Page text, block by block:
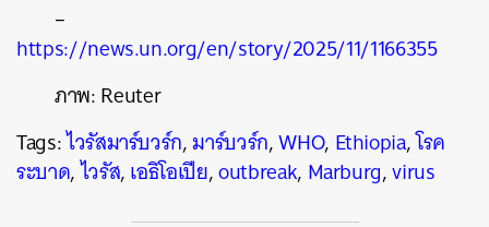
–
https://news.un.org/en/story/2025/11/1166355
ภาพ: Reuter
Tags:ไวรัสมาร์บวร์ก,มาร์บวร์ก,WHO, Ethiopia,โรค
ระบาด,ไวรัส,เอธิโอเปีย,outbreak, Marburg,virus